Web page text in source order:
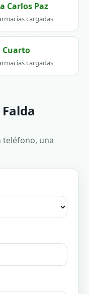
Carlos Paz
cargadas
Cuarto
cargadas
teléfono, una